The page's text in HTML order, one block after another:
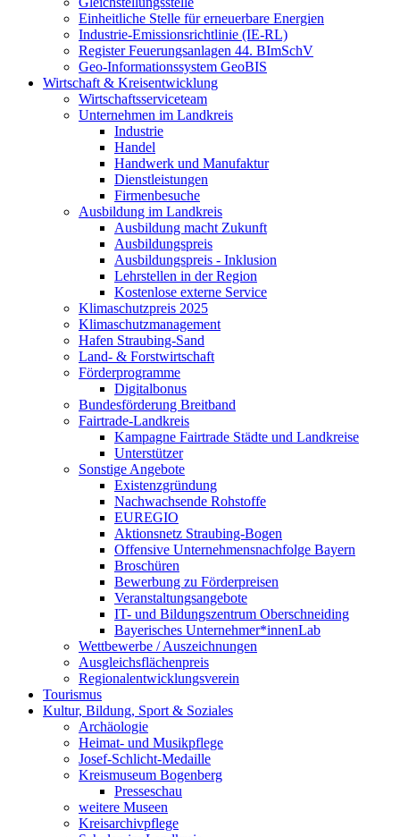
Einheitliche Stelle für erneuerbare Energien
Industrie-Emissionsrichtlinie (IE-RL)
Register Feuerungsanlagen 44. BImSchV
Geo-Informationssystem GeoBIS
Wirtschaft & Kreisentwicklung
Wirtschaftsserviceteam
Unternehmen im Landkreis
Industrie
Handel
Handwerk und Manufaktur
Dienstleistungen
Firmenbesuche
Ausbildung im Landkreis
Ausbildung macht Zukunft
Ausbildungspreis
Ausbildungspreis - Inklusion
Lehrstellen in der Region
Kostenlose externe Service
Klimaschutzpreis 2025
Klimaschutzmanagement
Hafen Straubing-Sand
Land- & Forstwirtschaft
Förderprogramme
Digitalbonus
Bundesförderung Breitband
Fairtrade-Landkreis
Kampagne Fairtrade Städte und Landkreise
Unterstützer
Sonstige Angebote
Existenzgründung
Nachwachsende Rohstoffe
EUREGIO
Aktionsnetz Straubing-Bogen
Offensive Unternehmensnachfolge Bayern
Broschüren
Bewerbung zu Förderpreisen
Veranstaltungsangebote
IT- und Bildungszentrum Oberschneiding
Bayerisches Unternehmer*innenLab
Wettbewerbe / Auszeichnungen
Ausgleichsflächenpreis
Regionalentwicklungsverein
Tourismus
Kultur, Bildung, Sport & Soziales
Archäologie
Heimat- und Musikpflege
Josef-Schlicht-Medaille
Kreismuseum Bogenberg
Presseschau
weitere Museen
Kreisarchivpflege